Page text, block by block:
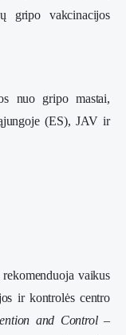
gripo vakcinacijos
nuo gripo mastai,
(ES), JAV ir
vaikus
ir kontrolės centro
and Control–